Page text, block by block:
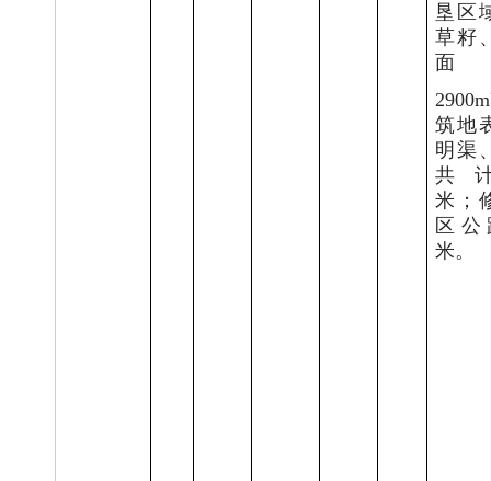
垦区
草籽
2900m
筑地
明渠
共
米；
区
米。